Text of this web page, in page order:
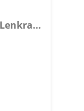
Comfort Plus 1.0 T-GDI 6MT / LED Sitz + Lenkradheizung Navi Tempomat Alu 16"